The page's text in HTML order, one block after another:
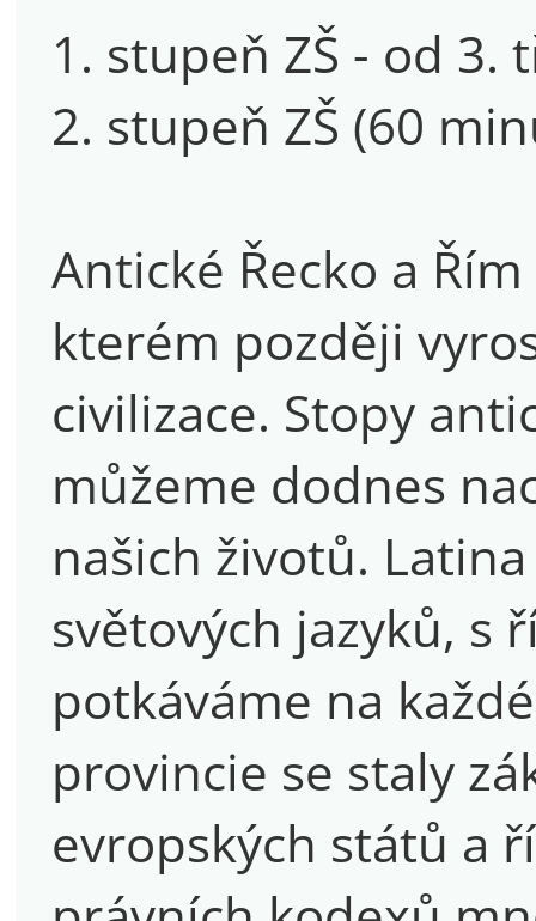
1. stupeň ZŠ - od 3.
2. stupeň ZŠ (60
Antické Řecko a
kterém později
civilizace. Stopy
můžeme dodnes
našich životů.
světových jazyků, s
potkáváme na
provincie se staly
evropských států a